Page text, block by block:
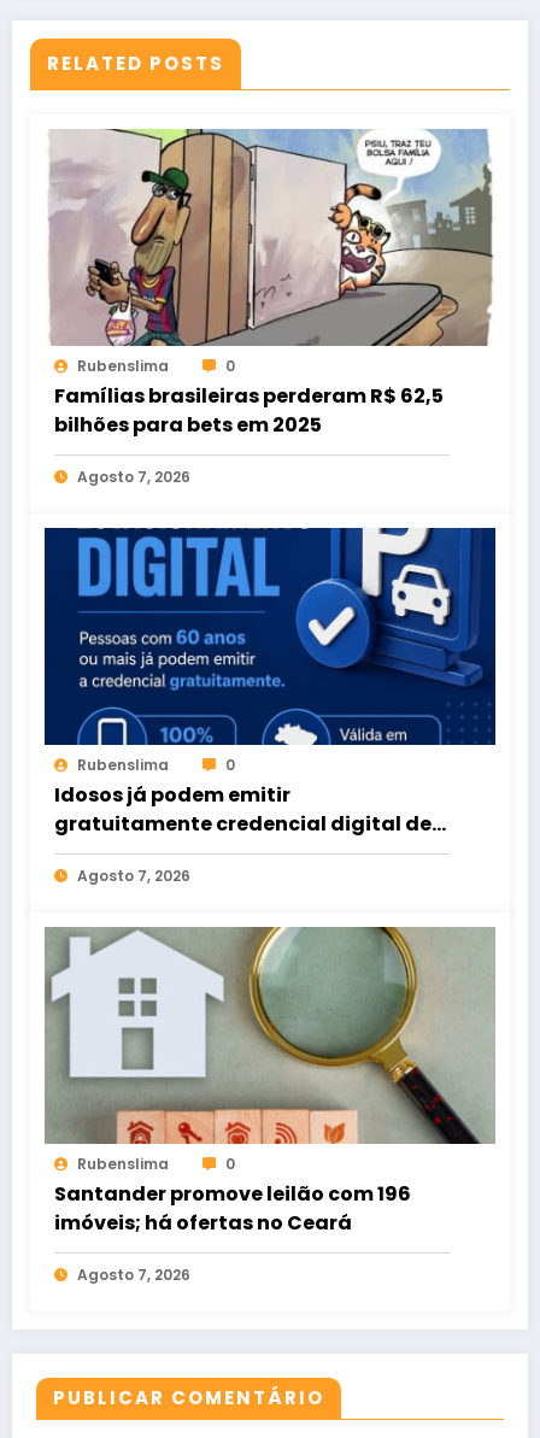
RELATED POSTS
Rubenslima 0
Famílias brasileiras perderam R$ 62,5
bilhões para bets em 2025
Agosto 7, 2026
Rubenslima 0
Idosos já podem emitir
gratuitamente credencial digital de
estacionamento
Agosto 7, 2026
Rubenslima 0
Santander promove leilão com 196
imóveis; há ofertas no Ceará
Agosto 7, 2026
PUBLICAR COMENTÁRIO